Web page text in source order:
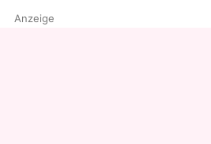
Anzeige